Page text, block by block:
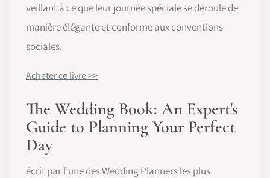
veillant à ce que leur journée spéciale se déroule de
manière élégante et conforme aux conventions
sociales.
Acheter ce livre >>
The Wedding Book: An Expert's
Guide to Planning Your Perfect
Day
écrit par l’une des Wedding Planners les plus